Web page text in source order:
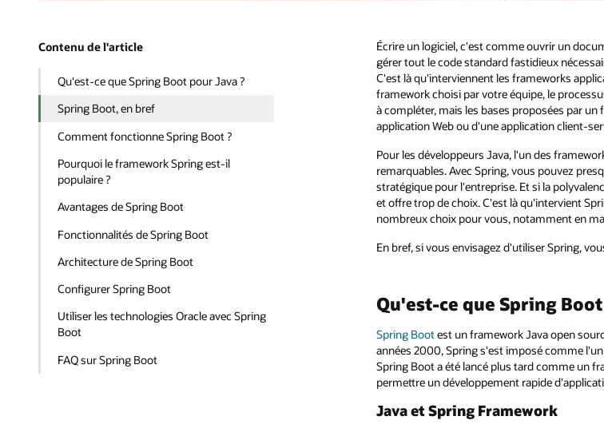
Contenu de l'article
Qu'est-ce que Spring Boot pour Java ?
Spring Boot, en bref
Comment fonctionne Spring Boot ?
Pourquoi le framework Spring est-il
populaire ?
Avantages de Spring Boot
Fonctionnalités de Spring Boot
Architecture de Spring Boot
Configurer Spring Boot
Utiliser les technologies Oracle avec Spring
Boot
FAQ sur Spring Boot
Écrire un logiciel, c'est comme ouvrir un
gérer tout le code standard fastidieux
C'est là qu'interviennent les frameworks
framework choisi par votre équipe, le
à compléter, mais les bases proposées par
application Web ou d'une application client-
Pour les développeurs Java, l'un des
remarquables. Avec Spring, vous pouvez
stratégique pour l'entreprise. Et si la
et offre trop de choix. C'est là qu'intervient
nombreux choix pour vous, notamment en
En bref, si vous envisagez d'utiliser Spring,
Qu'est-ce que Spring
Spring Boot est un framework Java open
années 2000, Spring s'est imposé comme
Spring Boot a été lancé plus tard comme un
permettre un développement rapide
Java et Spring Framework